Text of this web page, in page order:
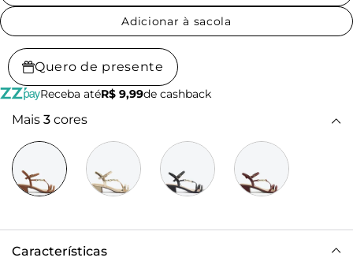
Adicionar à sacola
Quero de presente
Receba atéR$ 9,99de cashback
Mais 3 cores
Características